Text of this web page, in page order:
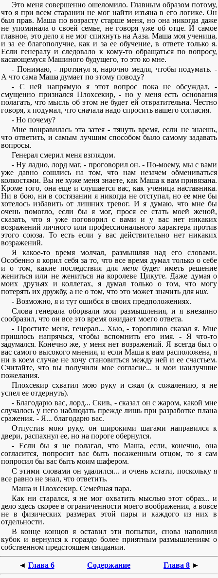
Это меня совершенно ошеломило. Главным образом потому,
что я при всем старании не мог найти изъяна в его логике. Он
был прав. Маша по возрасту старше меня, но она никогда даже
не упоминала о своей семье, не говоря уже об отце. И самое
главное, это дело я не мог спихнуть на Ааза. Маша моя ученица,
и за ее благополучие, как и за ее обучение, в ответе только я.
Если генералу и следовало к кому-то обращаться по вопросу,
касающемуся Машиного будущего, то это ко мне.
- Понимаю, - протянул я, нарочно медля, чтобы подумать. -
А что сама Маша думает по этому поводу?
- С ней напрямую я этот вопрос пока не обсуждал, -
смущенно признался Плохсекир, - но у меня есть основания
полагать, что мысль об этом не будет ей отвратительна. Честно
говоря, я подумал, что сначала надо спросить вашего согласия.
- Но почему?
Мне понравилась эта затея - тянуть время, если не знаешь,
что ответить, и самым лучшим способом было самому задавать
вопросы.
Генерал смерил меня взглядом.
- Ну ладно, лорд маг, - проговорил он. - По-моему, мы с вами
уже давно сошлись на том, что нам незачем обмениваться
колкостями. Вы не хуже меня знаете, как Маша к вам привязана.
Кроме того, она еще и слушается вас, как ученица наставника.
Ни в бою, ни в состязании я никогда не отступал, но ее мне бы
хотелось избавить от лишних тревог. И я думаю, что мне бы
очень помогло, если бы я мог, прося ее стать моей женой,
сказать, что я уже поговорил с вами и у вас нет никаких
возражений личного или профессионального характера против
этого союза. То есть если у вас действительно нет никаких
возражений.
Я какое-то время молчал, размышляя над его словами.
Особенно я корил себя за то, что все время думал только о себе
и о том, какие последствия для меня будет иметь решение
жениться или не жениться на королеве Цикуте. Даже думая о
моих друзьях и коллегах, я думал только о том, что могу
потерять их дружбу, а не о том, что это может значить для них.
- Возможно, я и тут ошибся в своих предположениях.
Слова генерала оборвали мои размышления, и я внезапно
сообразил, что он все это время ожидает моего ответа.
- Простите меня, генерал... Хью, - торопливо сказал я. Мне
пришлось напрячься, чтобы вспомнить его имя. - Я что-то
задумался. Конечно же, у меня нет возражений. Я всегда был о
вас самого высокого мнения, и если Маша к вам расположена, я
ни в коем случае не хочу становиться между ней и ее счастьем.
Считайте, что вы получили мое согласие... и мои наилучшие
пожелания.
Плохсекир схватил мою руку и сжал (к сожалению, я не
успел ее отдернуть).
- Благодарю вас, лорд... Скив, - сказал он с жаром, какой мне
случалось у него наблюдать прежде лишь при разработке плана
сражения. - Я... благодарю вас.
Отпустив мою руку, он широкими шагами направился к
двери, распахнул ее, но на пороге обернулся.
- Если бы я не полагал, что Маша, если, конечно, она
согласится, попросит вас быть посаженным отцом, то я сам
попросил бы вас быть моим шафером.
С этими словами он удалился... и очень кстати, поскольку я
все равно не знал, что ответить.
Маша и Плохсекир. Семейная пара.
Как ни старался, я не мог охватить мыслью этот образ... и
дело здесь скорее в ограниченности моего воображения, а вовсе
не в физических размерах этой пары и каждого из них в
отдельности.
В конце концов я оставил эти попытки, снова наполнил
кубок и вернулся к гораздо более приятным размышлениям о
собственном предстоящем свидании.
◄ Глава 6 Содержание Глава 8 ►